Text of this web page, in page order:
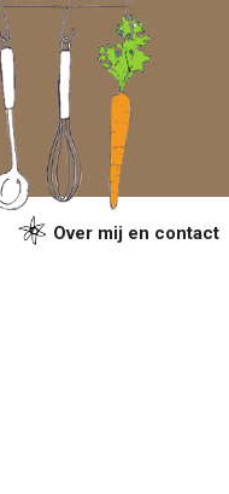
Over mij en contact